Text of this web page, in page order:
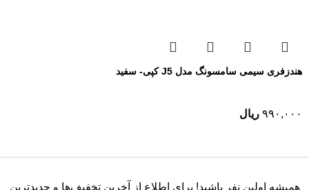
هندزفری سیمی سامسونگ مدل J5 کپی- سفید
۹۹۰,۰۰۰ ریال
همیشه اولین نفر باشید! برای اطلاع از آخرین تخفیف‌ها و جدیدترین